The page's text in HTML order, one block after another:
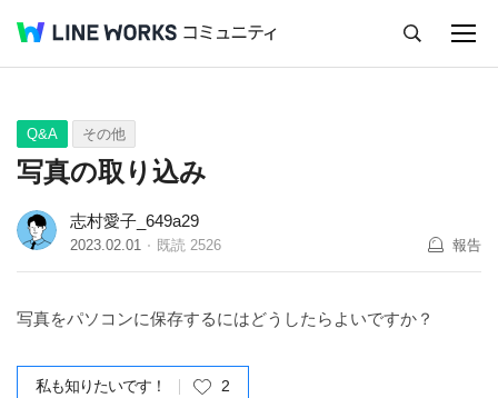
Q&A Tips Ideas
Q&A その他
写真の取り込み
志村愛子_649a29
2023.02.01 既読 2526 報告
写真をパソコンに保存するにはどうしたらよいですか？
私も知りたいです！ 2